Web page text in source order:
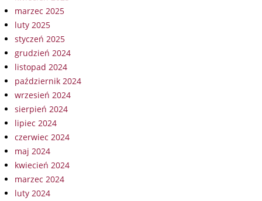
marzec 2025
luty 2025
styczeń 2025
grudzień 2024
listopad 2024
październik 2024
wrzesień 2024
sierpień 2024
lipiec 2024
czerwiec 2024
maj 2024
kwiecień 2024
marzec 2024
luty 2024